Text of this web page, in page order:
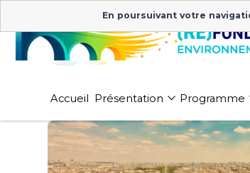
Accueil Présentation Programme
En poursuivant votre